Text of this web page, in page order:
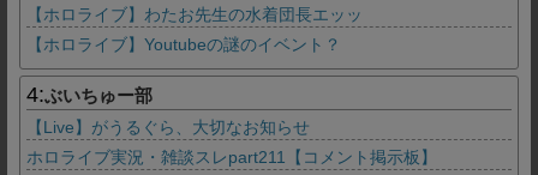
【ホロライブ】わたお先生の水着団長エッッ
【ホロライブ】Youtubeの謎のイベント？
4:ぶいちゅー部
【Live】がうるぐら、大切なお知らせ
ホロライブ実況・雑談スレpart211【コメント掲示板】